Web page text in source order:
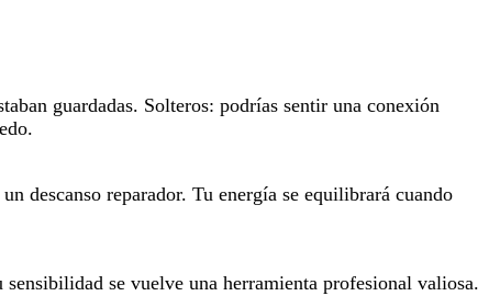
guardadas. Solteros: podrías sentir una conexión
descanso reparador. Tu energía se equilibrará cuando
se vuelve una herramienta profesional valiosa.